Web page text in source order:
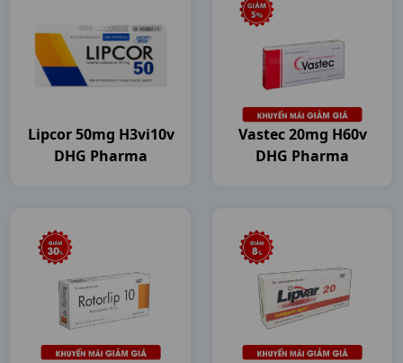
Lipcor 50mg H3vi10v
DHG Pharma
Vastec 20mg H60v
DHG Pharma